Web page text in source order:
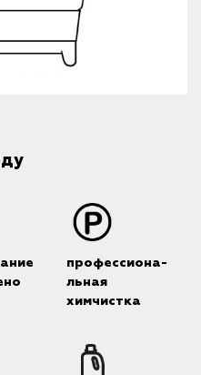
профессиона-
льная
химчистка